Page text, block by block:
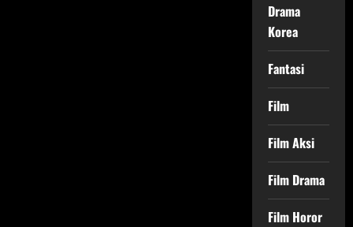
Drama
Korea
Fantasi
Film
Film Aksi
Film Drama
Film Horor